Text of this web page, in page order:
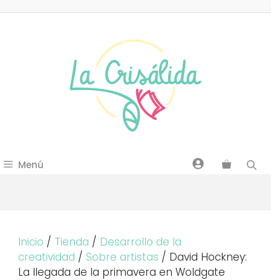
Menú
Inicio / Tienda / Desarrollo de la
creatividad / Sobre artistas / David Hockney:
La llegada de la primavera en Woldgate